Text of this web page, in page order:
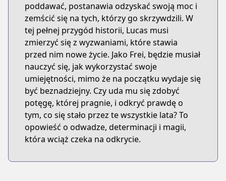
poddawać, postanawia odzyskać swoją moc i
zemścić się na tych, którzy go skrzywdzili. W
tej pełnej przygód historii, Lucas musi
zmierzyć się z wyzwaniami, które stawia
przed nim nowe życie. Jako Frei, będzie musiał
nauczyć się, jak wykorzystać swoje
umiejętności, mimo że na początku wydaje się
być beznadziejny. Czy uda mu się zdobyć
potęgę, której pragnie, i odkryć prawdę o
tym, co się stało przez te wszystkie lata? To
opowieść o odwadze, determinacji i magii,
która wciąż czeka na odkrycie.